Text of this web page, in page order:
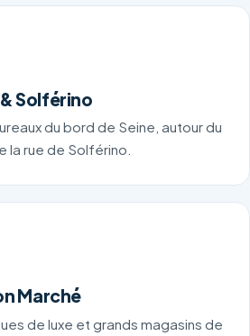
Solférino
du bord de Seine, autour du
la rue de Solférino.
Marché
de luxe et grands magasins de